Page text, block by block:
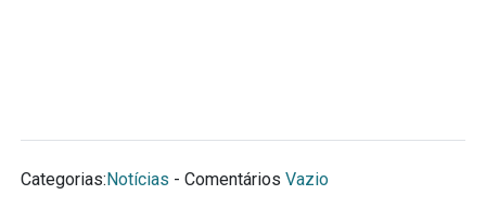
Categorias:Notícias - Comentários Vazio